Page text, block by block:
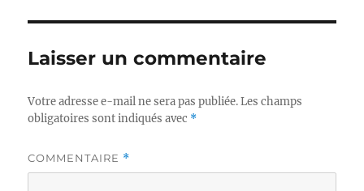
Laisser un commentaire
Votre adresse e-mail ne sera pas publiée. Les champs
obligatoires sont indiqués avec *
COMMENTAIRE *